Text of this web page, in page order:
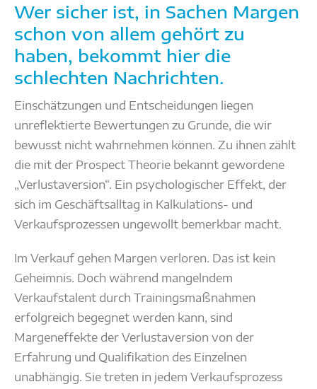
Wer sicher ist, in Sachen Margen
schon von allem gehört zu
haben, bekommt hier die
schlechten Nachrichten.
Einschätzungen und Entscheidungen liegen
unreflektierte Bewertungen zu Grunde, die wir
bewusst nicht wahrnehmen können. Zu ihnen zählt
die mit der Prospect Theorie bekannt gewordene
„Verlustaversion“. Ein psychologischer Effekt, der
sich im Geschäftsalltag in Kalkulations- und
Verkaufsprozessen ungewollt bemerkbar macht.
Im Verkauf gehen Margen verloren. Das ist kein
Geheimnis. Doch während mangelndem
Verkaufstalent durch Trainingsmaßnahmen
erfolgreich begegnet werden kann, sind
Margeneffekte der Verlustaversion von der
Erfahrung und Qualifikation des Einzelnen
unabhängig. Sie treten in jedem Verkaufsprozess